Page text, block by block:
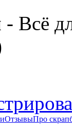
Всё
ОтзывыПро